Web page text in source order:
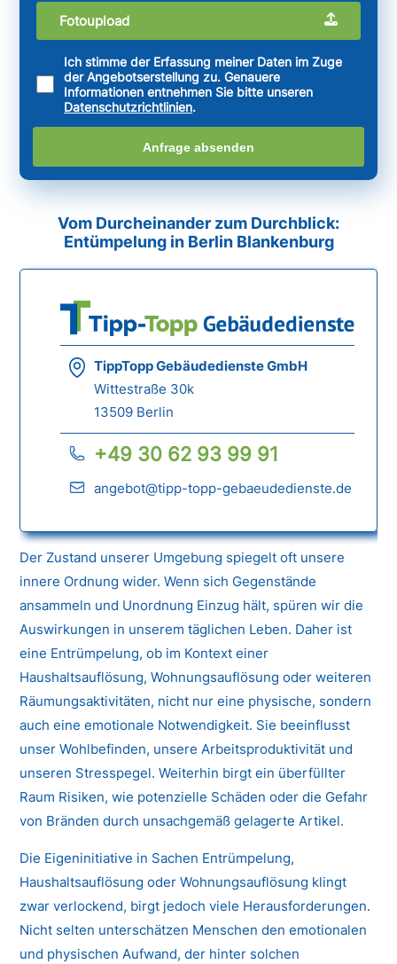
Fotoupload
Ich stimme der Erfassung meiner Daten im Zuge
der Angebotserstellung zu. Genauere
Informationen entnehmen Sie bitte unseren
Datenschutzrichtlinien.
Anfrage absenden
Vom Durcheinander zum Durchblick:
Entümpelung in Berlin Blankenburg
TippTopp Gebäudedienste GmbH
Wittestraße 30k
13509 Berlin
+49 30 62 93 99 91
angebot@tipp-topp-gebaeudedienste.de
Der Zustand unserer Umgebung spiegelt oft unsere
innere Ordnung wider. Wenn sich Gegenstände
ansammeln und Unordnung Einzug hält, spüren wir die
Auswirkungen in unserem täglichen Leben. Daher ist
eine Entrümpelung, ob im Kontext einer
Haushaltsauflösung, Wohnungsauflösung oder weiteren
Räumungsaktivitäten, nicht nur eine physische, sondern
auch eine emotionale Notwendigkeit. Sie beeinflusst
unser Wohlbefinden, unsere Arbeitsproduktivität und
unseren Stresspegel. Weiterhin birgt ein überfüllter
Raum Risiken, wie potenzielle Schäden oder die Gefahr
von Bränden durch unsachgemäß gelagerte Artikel.
Die Eigeninitiative in Sachen Entrümpelung,
Haushaltsauflösung oder Wohnungsauflösung klingt
zwar verlockend, birgt jedoch viele Herausforderungen.
Nicht selten unterschätzen Menschen den emotionalen
und physischen Aufwand, der hinter solchen